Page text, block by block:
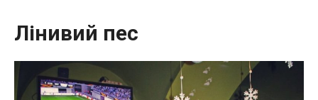
Лінивий пес